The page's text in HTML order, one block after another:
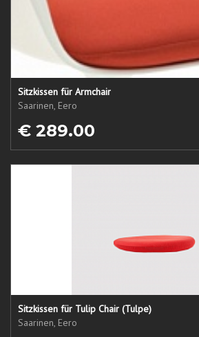
Sitzkissen für Armchair
Saarinen, Eero
€ 289.00
Sitzkissen für Tulip Chair (Tulpe)
Saarinen, Eero